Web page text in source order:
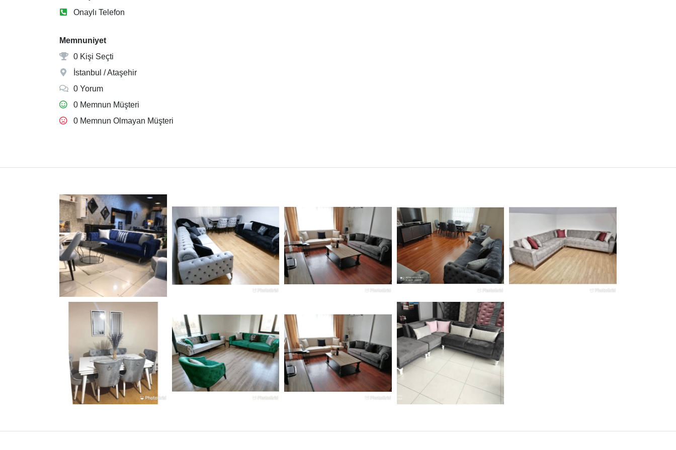
Onaylı Telefon
Memnuniyet
0 Kişi Seçti
İstanbul / Ataşehir
0 Yorum
0 Memnun Müşteri
0 Memnun Olmayan Müşteri